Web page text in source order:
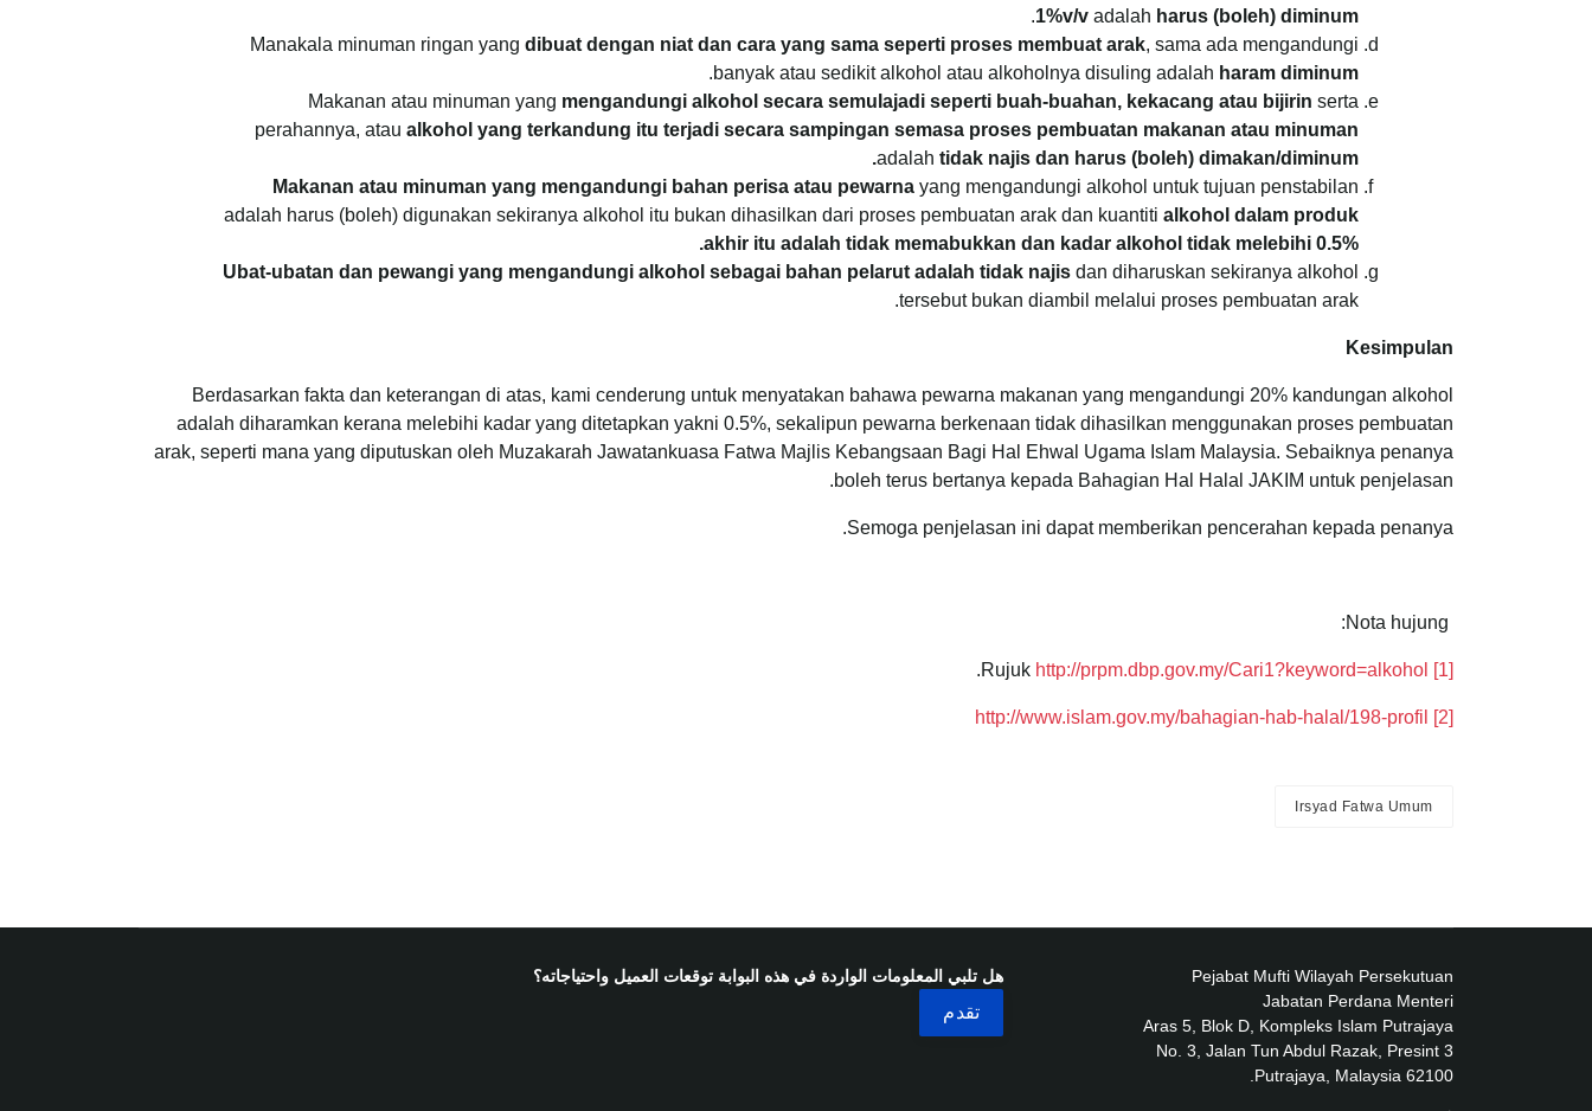
1%v/v adalah harus (boleh) diminum
.
Manakala minuman ringan yang dibuat dengan niat dan cara yang sama seperti proses membuat arak, sama ada mengandungi
banyak atau sedikit alkohol atau alkoholnya disuling adalah haram diminum
.
Makanan atau minuman yang mengandungi alkohol secara semulajadi seperti buah-buahan, kekacang atau bijirin serta
perahannya, atau alkohol yang terkandung itu terjadi secara sampingan semasa proses pembuatan makanan atau minuman
adalah tidak najis dan harus (boleh) dimakan/diminum.
Makanan atau minuman yang mengandungi bahan perisa atau pewarna yang mengandungi alkohol untuk tujuan penstabilan
adalah harus (boleh) digunakan sekiranya alkohol itu bukan dihasilkan dari proses pembuatan arak dan kuantiti alkohol dalam produk
akhir itu adalah tidak memabukkan dan kadar alkohol tidak melebihi 0.5%.
Ubat-ubatan dan pewangi yang mengandungi alkohol sebagai bahan pelarut adalah tidak najis dan diharuskan sekiranya alkohol
tersebut bukan diambil melalui proses pembuatan arak.
Kesimpulan
Berdasarkan fakta dan keterangan di atas, kami cenderung untuk menyatakan bahawa pewarna makanan yang mengandungi 20% kandungan alkohol
adalah diharamkan kerana melebihi kadar yang ditetapkan yakni 0.5%, sekalipun pewarna berkenaan tidak dihasilkan menggunakan proses pembuatan
arak, seperti mana yang diputuskan oleh Muzakarah Jawatankuasa Fatwa Majlis Kebangsaan Bagi Hal Ehwal Ugama Islam Malaysia. Sebaiknya penanya
boleh terus bertanya kepada Bahagian Hal Halal JAKIM untuk penjelasan.
Semoga penjelasan ini dapat memberikan pencerahan kepada penanya.
[1]
http://prpm.dbp.gov.my/Cari1?keyword=alkohol
.
[2]
http://www.islam.gov.my/bahagian-hab-halal/198-profil
Irsyad Fatwa Umum
Pejabat Mufti Wilayah Persekutuan
Jabatan Perdana Menteri
Aras 5, Blok D, Kompleks Islam Putrajaya
No. 3, Jalan Tun Abdul Razak, Presint 3
62100 Putrajaya, Malaysia.
هل تلبي المعلومات الواردة في هذه البوابة توقعات العميل واحتياجاته؟